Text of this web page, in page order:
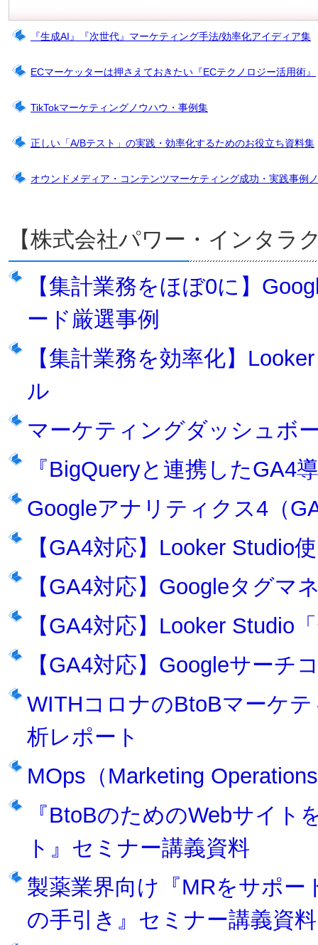
『生成AI』『次世代』マーケティング手法/効率化アイディア集
ECマーケッターは押さえておきたい『ECテクノロジー活用術』
TikTokマーケティングノウハウ・事例集
正しい「A/Bテスト」の実践・効率化するためのお役立ち資料集
オウンドメディア・コンテンツマーケティング成功・実践事例
【株式会社パワー・インタラ
【集計業務をほぼ0に】
ード厳選事例
【集計業務を効率化】
ル
マーケティングダッシュボ
『BigQueryと連携したGA4
Googleアナリティクス4（
【GA4対応】Looker Studio
【GA4対応】Googleタグマ
【GA4対応】Looker Studio
【GA4対応】Googleサーチ
WITHコロナのBtoBマーケ
析レポート
MOps（Marketing
『BtoBのためのWebサイ
ト』セミナー講義資料
製薬業界向け『MRをサポ
の手引き』セミナー講義資料